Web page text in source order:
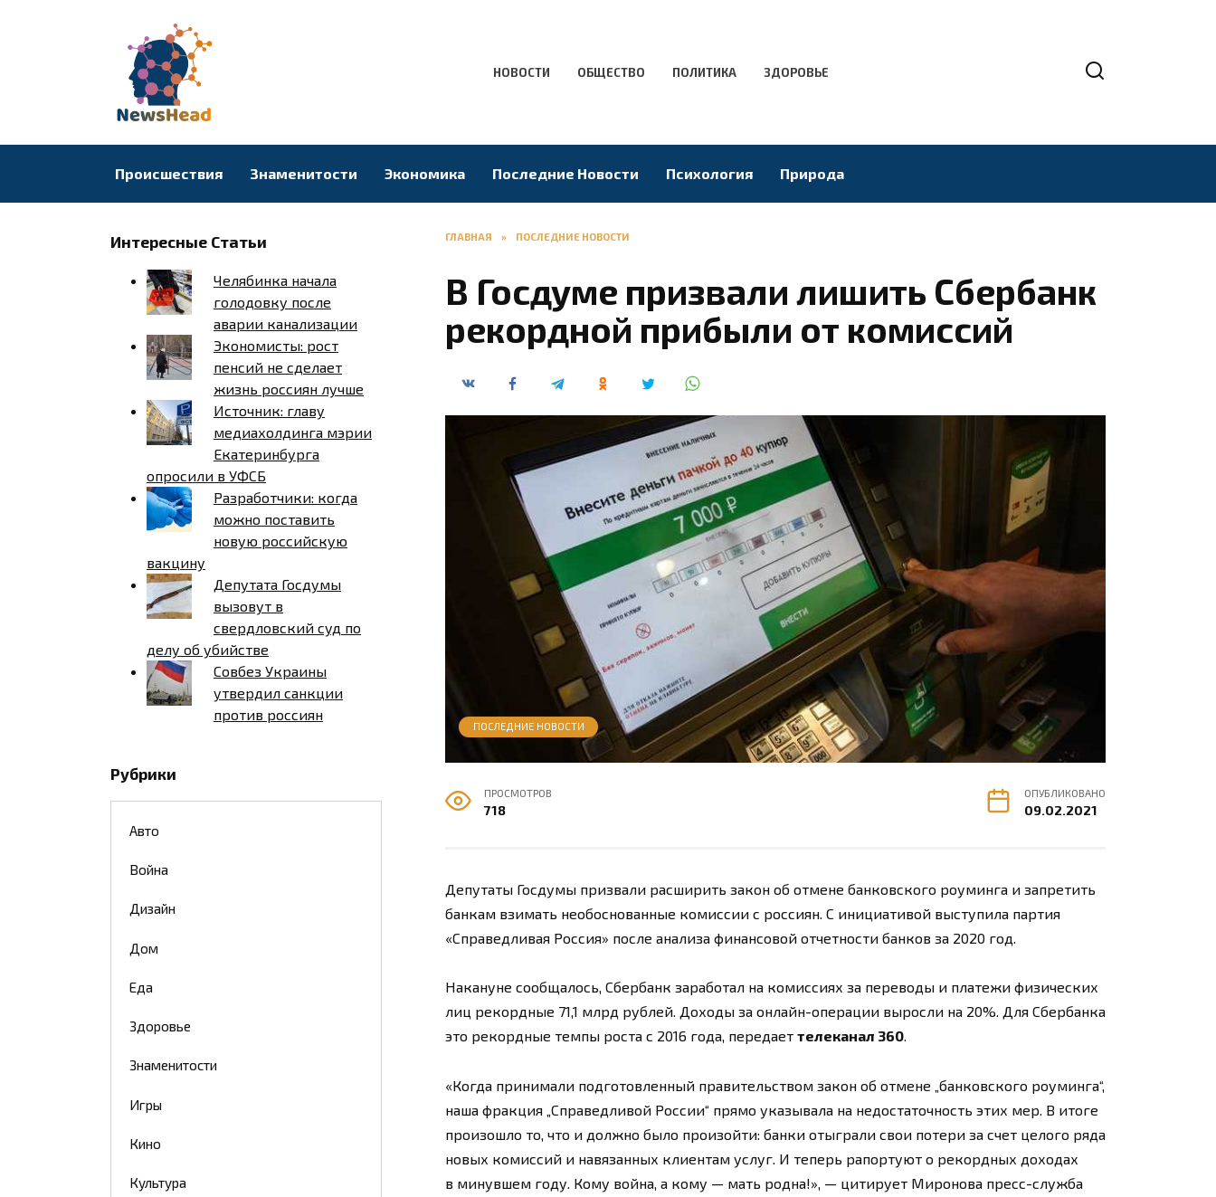
НОВОСТИ ОБЩЕСТВО ПОЛИТИКА ЗДОРОВЬЕ
Происшествия Знаменитости Экономика Последние Новости Психология Природа
ГЛАВНАЯ » ПОСЛЕДНИЕ НОВОСТИ
В Госдуме призвали лишить Сбербанк
рекордной прибыли от комиссий
ПОСЛЕДНИЕ НОВОСТИ
ПРОСМОТРОВ
718
ОПУБЛИКОВАНО
09.02.2021
Депутаты Госдумы призвали расширить закон об отмене банковского роуминга и запретить
банкам взимать необоснованные комиссии с россиян. С инициативой выступила партия
«Справедливая Россия» после анализа финансовой отчетности банков за 2020 год.
Накануне сообщалось, Сбербанк заработал на комиссиях за переводы и платежи физических
лиц рекордные 71,1 млрд рублей. Доходы за онлайн-операции выросли на 20%. Для Сбербанка
это рекордные темпы роста с 2016 года, передает телеканал 360.
«Когда принимали подготовленный правительством закон об отмене „банковского роуминга“,
наша фракция „Справедливой России“ прямо указывала на недостаточность этих мер. В итоге
произошло то, что и должно было произойти: банки отыграли свои потери за счет целого ряда
новых комиссий и навязанных клиентам услуг. И теперь рапортуют о рекордных доходах
в минувшем году. Кому война, а кому — мать родна!», — цитирует Миронова пресс-служба
Интересные Статьи
Челябинка начала
голодовку после
аварии канализации
Экономисты: рост
пенсий не сделает
жизнь россиян лучше
Источник: главу
медиахолдинга мэрии
Екатеринбурга
опросили в УФСБ
Разработчики: когда
можно поставить
новую российскую
вакцину
Депутата Госдумы
вызовут в
свердловский суд по
делу об убийстве
Совбез Украины
утвердил санкции
против россиян
Рубрики
Авто
Война
Дизайн
Дом
Еда
Здоровье
Знаменитости
Игры
Кино
Культура